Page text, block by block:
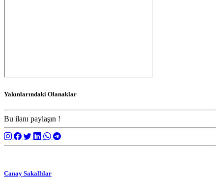
Yakınlarındaki Olanaklar
Bu ilanı paylaşın !
Canay Sakallılar